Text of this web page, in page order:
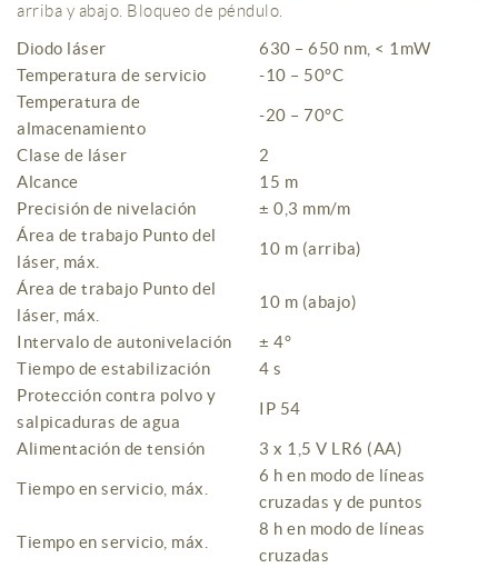
arriba y abajo. Bloqueo de péndulo.
Diodo láser
630 – 650 nm, < 1mW
Temperatura de servicio
-10 – 50°C
Temperatura de
almacenamiento
-20 – 70°C
Clase de láser
2
Alcance
15 m
Precisión de nivelación
± 0,3 mm/m
Área de trabajo Punto del
láser, máx.
10 m (arriba)
Área de trabajo Punto del
láser, máx.
10 m (abajo)
Intervalo de autonivelación
± 4°
Tiempo de estabilización
4 s
Protección contra polvo y
salpicaduras de agua
IP 54
Alimentación de tensión 3 x 1,5 V LR6 (AA)
Tiempo en servicio, máx.
6 h en modo de líneas
cruzadas y de puntos
Tiempo en servicio, máx.
8 h en modo de líneas
cruzadas